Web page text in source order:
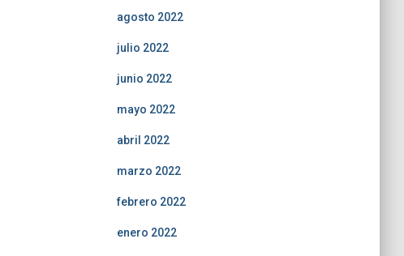
agosto 2022
julio 2022
junio 2022
mayo 2022
abril 2022
marzo 2022
febrero 2022
enero 2022